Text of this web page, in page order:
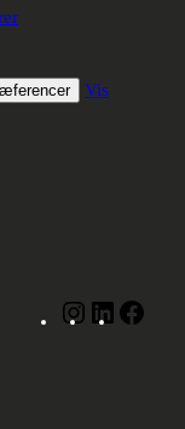
Vis
Instagram
LinkedIn